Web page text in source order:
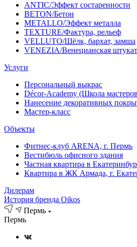
ANTIC/Эффект состаренности
BETON/Бетон
METALLO/Эффект металла
TEXTURE/Фактура, рельеф
VELLUTO/Шёлк, бархат, замша
VENEZIA/Венецианская
Услуги
Персональный выкрас
Décor-Academy (Школа
Нанесение декоративных
Мастер-класс
Объекты
Фитнес-клуб ARENA, г. Пермь
Вестибюль офисного здания
Частная квартира в
Квартира в ЖК Армада, г.
Дилерам
История бренда Oikos
Пермь
Пермь